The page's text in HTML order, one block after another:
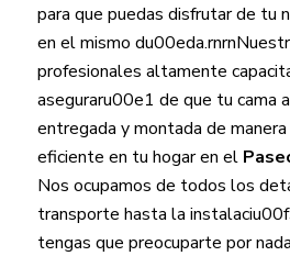
para que puedas disfrutar de tu
en el mismo
profesionales altamente
aseguraru00e1 de que tu cama
entregada y montada de
eficiente en tu hogar en el
Nos ocupamos de todos los
transporte hasta la
tengas que preocuparte por